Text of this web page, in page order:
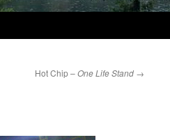
Hot Chip –One Life Stand →